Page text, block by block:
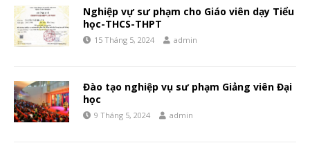
Nghiệp vự sư phạm cho Giáo viên dạy Tiểu
học-THCS-THPT
15 Tháng 5, 2024 admin
Đào tạo nghiệp vụ sư phạm Giảng viên Đại
học
9 Tháng 5, 2024 admin